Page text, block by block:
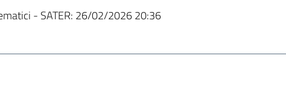
- SATER: 26/02/2026 20:36